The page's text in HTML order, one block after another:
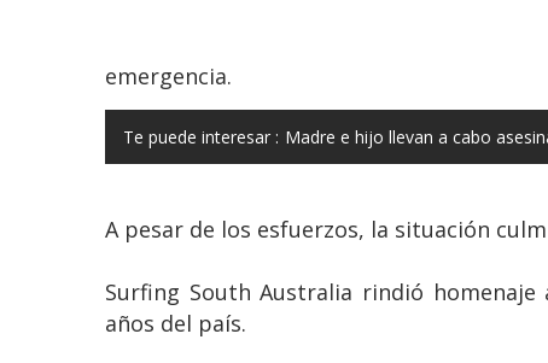
emergencia.
Te puede interesar : Madre e hijo llevan a cabo
A pesar de los esfuerzos, la situación
Surfing South Australia rindió
años del país.